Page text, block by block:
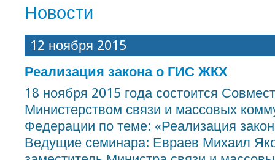
Новости
12 ноября 2015
Реализация закона о ГИС ЖКХ
18 ноября 2015 года состоится
Министерством связи и массовых
Федерации по теме: «Реализация
Ведущие семинара: Евраев Михаил